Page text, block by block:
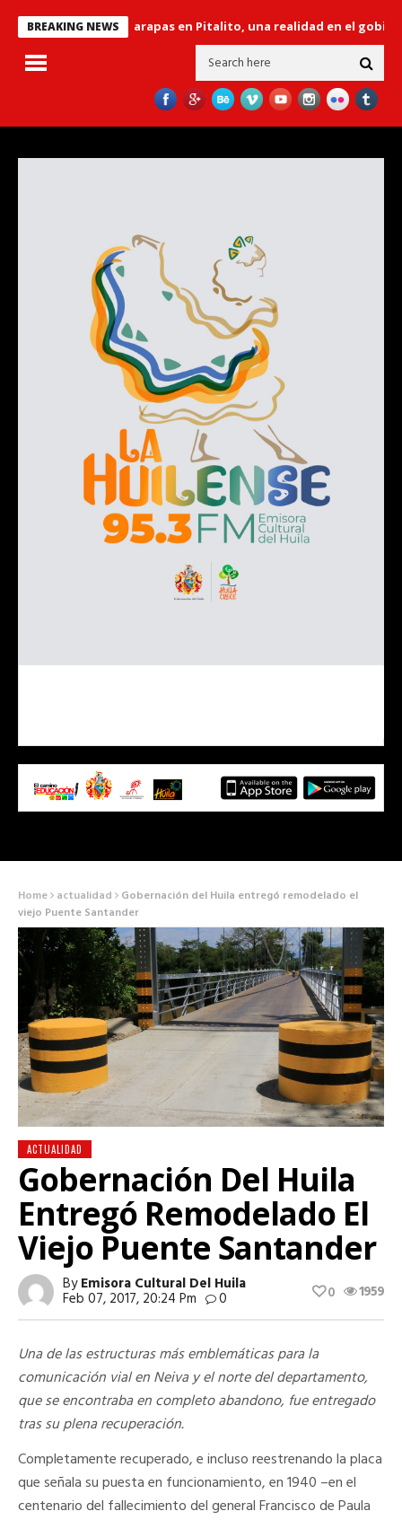
BREAKING NEWS
sobre el río Guarapas en Pitalito, una realidad en el gobierno
Home actualidad Gobernación del Huila entregó remodelado el
viejo Puente Santander
ACTUALIDAD
Gobernación Del Huila
Entregó Remodelado El
Viejo Puente Santander
ByEmisora Cultural Del Huila
Feb 07, 2017, 20:24 Pm 0 1959
0
Una de las estructuras más emblemáticas para la
comunicación vial en Neiva y el norte del departamento,
que se encontraba en completo abandono, fue entregado
tras su plena recuperación.
Completamente recuperado, e incluso reestrenando la placa
que señala su puesta en funcionamiento, en 1940 –en el
centenario del fallecimiento del general Francisco de Paula